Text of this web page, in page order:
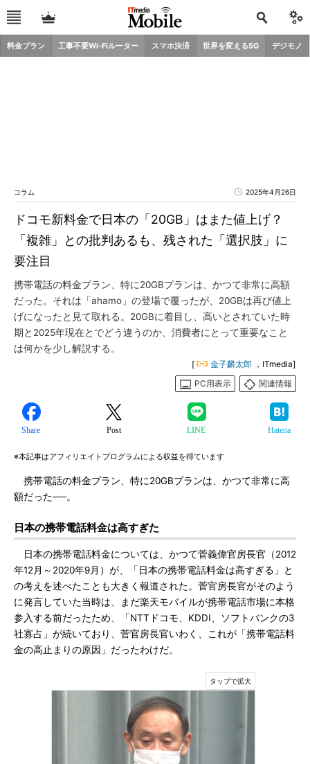
料金プラン 工事不要Wi-Fiルーター スマホ決済 世界を変える5G デジモノ
コラム 2025年4月26日
ドコモ新料金で日本の「20GB」はまた値上げ？
「複雑」との批判あるも、残された「選択肢」に
要注目
携帯電話の料金プラン、特に20GBプランは、かつて非常に高額
だった。それは「ahamo」の登場で覆ったが、20GBは再び値上
げになったと見て取れる。20GBに着目し、高いとされていた時
期と2025年現在とでどう違うのか、消費者にとって重要なこと
は何かを少し解説する。
[ 金子麟太郎 ，ITmedia]
PC用表示
関連情報
Share Post LINE Hatena
※本記事はアフィリエイトプログラムによる収益を得ています
携帯電話の料金プラン、特に20GBプランは、かつて非常に高
額だった──。
日本の携帯電話料金は高すぎた
日本の携帯電話料金については、かつて菅義偉官房長官（2012
年12月～2020年9月）が、「日本の携帯電話料金は高すぎる」と
の考えを述べたことも大きく報道された。菅官房長官がそのよう
に発言していた当時は、まだ楽天モバイルが携帯電話市場に本格
参入する前だったため、「NTTドコモ、KDDI、ソフトバンクの3
社寡占」が続いており、菅官房長官いわく、これが「携帯電話料
金の高止まりの原因」だったわけだ。